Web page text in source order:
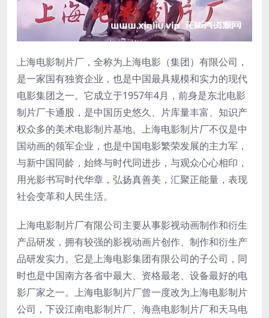
‌上海电影制片厂‌，全称为上海电影（集团）有限公司，
是一家国有独资企业，也是中国最具规模和实力的现代
电影集团之一。它成立于1957年4月，前身是东北电影
制片厂卡通股，是中国历史悠久、片库量丰富、知识产
权众多的美术电影制片基地。上海电影制片厂不仅是中
国动画的领军企业，也是中国电影繁荣发展的主力军，
与新中国同龄，始终与时代同进步，与观众心心相印，
用光影书写时代华章，弘扬真善美，汇聚正能量，表现
社会变革和人民生活。
上海电影制片厂有限公司主要从事影视动画制作和衍生
产品研发，拥有较强的影视动画片创作、制作和衍生产
品研发实力。它是上海电影集团有限公司的子公司，同
时也是中国南方各省中最大、资格最老、设备最好的电
影厂家之一。上海电影制片厂曾一度改为上海电影制片
公司，下设江南电影制片厂、海燕电影制片厂和天马电